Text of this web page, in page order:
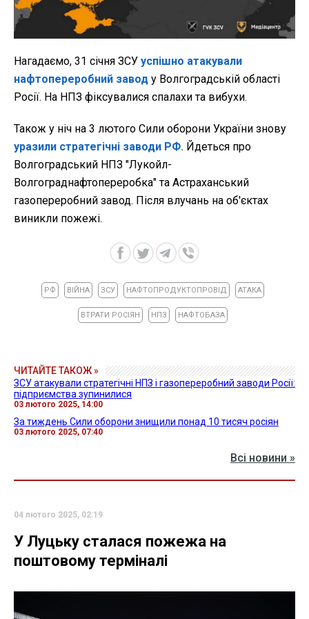
Нагадаємо, 31 січня ЗСУ успішно атакували
нафтопереробний завод у Волгоградській області
Росії. На НПЗ фіксувалися спалахи та вибухи.
Також у ніч на 3 лютого Сили оборони України знову
уразили стратегічні заводи РФ. Йдеться про
Волгоградський НПЗ "Лукойл-
Волгограднафтопереробка" та Астраханський
газопереробний завод. Після влучань на об'єктах
виникли пожежі.
РФ ВІЙНА ЗСУ НАФТОПРОДУКТОПРОВІД АТАКА
ВТРАТИ РОСІЯН НПЗ НАФТОБАЗА
ЧИТАЙТЕ ТАКОЖ »
ЗСУ атакували стратегічні НПЗ і газопереробний заводи Росії:
підприємства зупинилися
03 лютого 2025, 14:00
За тиждень Сили оборони знищили понад 10 тисяч росіян
03 лютого 2025, 07:40
Всі новини »
04 лютого 2025, 02:19
У Луцьку сталася пожежа на
поштовому терміналі